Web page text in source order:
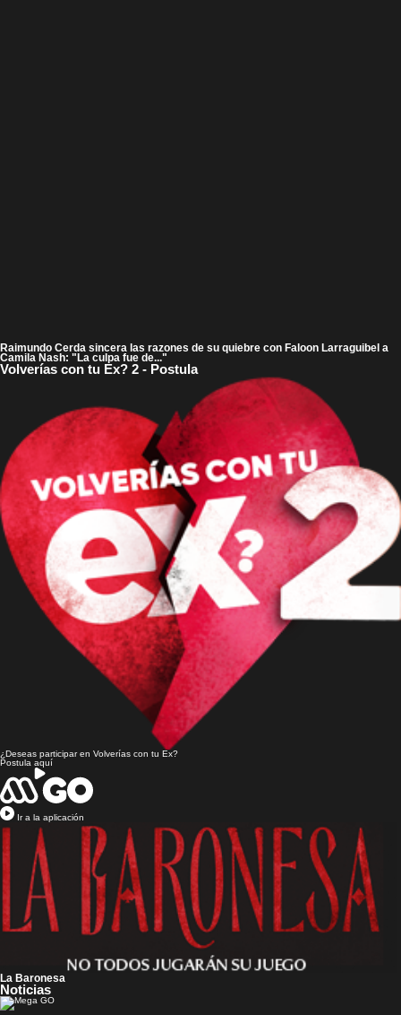
Raimundo Cerda sincera las razones de su quiebre con Faloon Larraguibel a
Camila Nash: "La culpa fue de..."
Volverías con tu Ex? 2 - Postula
¿Deseas participar en Volverías con tu Ex?
Postula aquí
Ir a la aplicación
La Baronesa
Noticias